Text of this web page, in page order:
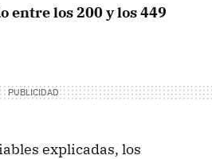
entre los 200 y los 449
explicadas, los